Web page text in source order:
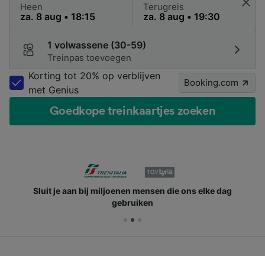
Heen Terugreis
1 volwassene (30-59)
Treinpas toevoegen
Korting tot 20% op verblijven
met Genius
Booking.com
Goedkope treinkaartjes zoeken
Sluit je aan bij miljoenen mensen die ons elke dag
gebruiken